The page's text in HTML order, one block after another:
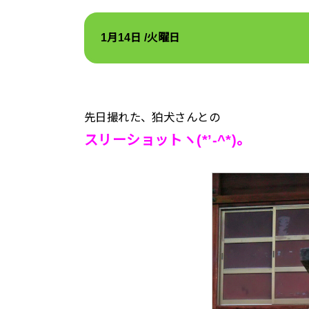
1月14 日 /火 曜日
先日撮れた、狛犬さんとの
スリーショット ヽ(*’-^*)。